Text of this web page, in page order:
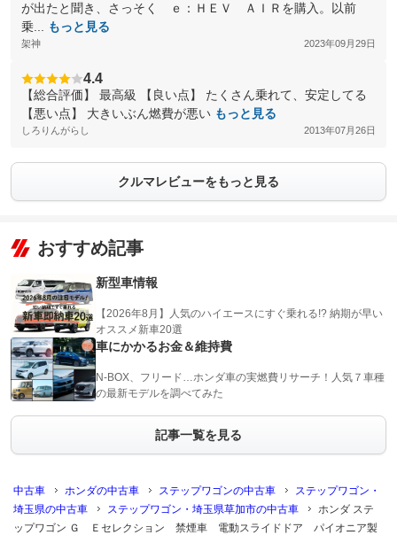
が出たと聞き、さっそく ｅ：ＨＥＶ ＡＩＲを購入。以前
乗...
もっと見る
架神 2023年09月29日
4.4
【総合評価】 最高級 【良い点】 たくさん乗れて、安定してる
【悪い点】 大きいぶん燃費が悪い もっと見る
しろりんがらし 2013年07月26日
クルマレビューをもっと見る
おすすめ記事
新型車情報
【2026年8月】人気のハイエースにすぐ乗れる!? 納期が早い
オススメ新車20選
車にかかるお金＆維持費
N-BOX、フリード…ホンダ車の実燃費リサーチ！人気７車種
の最新モデルを調べてみた
記事一覧を見る
中古車 ホンダの中古車 ステップワゴンの中古車
ステップワゴン・
埼玉県の中古車
ステップワゴン・埼玉県草加市の中古車
ホンダ ステ
ップワゴン Ｇ Ｅセレクション 禁煙車 電動スライドドア パイオニア製